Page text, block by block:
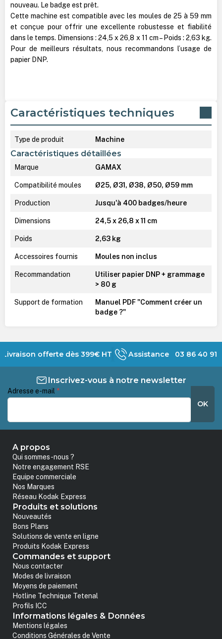
nouveau. Le badge est prêt.
Cette machine est compatible avec les moules de 25 à 59 mm
et conçue pour offrir une excellente robustesse et fiabilité
dans le temps. Dimensions : 24,5 x 26,8 x 11 cm – Poids : 2,63 kg.
Pour de meilleurs résultats, nous recommandons l’usage de
papier DNP.
Caractéristiques techniques
Type de produit Machine
Caractéristiques détaillées
Marque GAMAX
Compatibilité moules Ø25, Ø31, Ø38, Ø50, Ø59 mm
Production Jusqu'à 400 badges/heure
Dimensions 24,5 x 26,8 x 11 cm
Poids 2,63 kg
Accessoires fournis Moules non inclus
Recommandation
Utiliser papier DNP + grammage
> 80 g
Support de formation
Manuel PDF "Comment créer un
badge ?"
Livraison offerte dès 399€ HT Assistance 03 86 40 91
Inscrivez-vous à notre newsletter
Adresse e-mail *
OK
A propos
Qui sommes-nous ?
Notre engagement RSE
Equipe commerciale
Nos Marques
Réseau Kodak Express
Produits et solutions
Nouveautés
Bons Plans
Solutions de vente en ligne
Produits Kodak Express
Commandes et support
Nous contacter
Modes de livraison
Moyens de paiement
Hotline Technique Tetenal
Profils ICC
Informations légales & Données
Mentions légales
Conditions Générales de Vente